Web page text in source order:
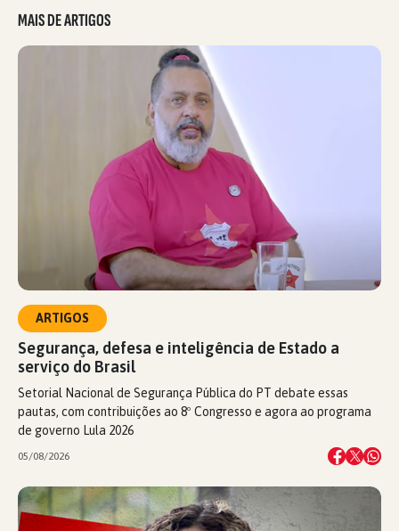
MAIS DE ARTIGOS
ARTIGOS
Segurança, defesa e inteligência de Estado a
serviço do Brasil
Setorial Nacional de Segurança Pública do PT debate essas
pautas, com contribuições ao 8º Congresso e agora ao programa
de governo Lula 2026
05/08/2026